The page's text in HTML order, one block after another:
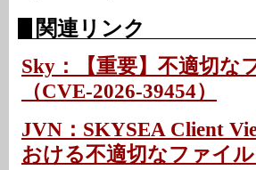
関連リンク
Sky：【重要】不適切な
（CVE-2026-39454）
JVN：SKYSEA Client
おける不適切なファイ